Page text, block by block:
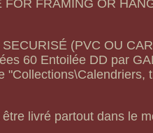
FRAMING OR
(PVC OU
60 Entoilée DD par
"Collections\Calendriers,
livré partout dans le